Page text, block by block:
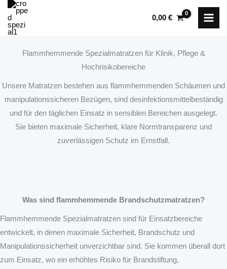
Zum
Inhalt
springen
0,00 €
Flammhemmende Spezialmatratzen für Klinik, Pflege &
Hochrisikobereiche
Unsere Matratzen bestehen aus flammhemmenden Schäumen und
manipulationssicheren Bezügen, sind desinfektionsmittelbeständig
und für den täglichen Einsatz in sensiblen Bereichen ausgelegt.
Sie bieten maximale Sicherheit, klare Normtransparenz und
zuverlässigen Schutz im Ernstfall.
Was sind flammhemmende Brandschutzmatratzen?
Flammhemmende Spezialmatratzen sind für Einsatzbereiche
entwickelt, in denen maximale Sicherheit, Brandschutz und
Manipulationssicherheit unverzichtbar sind. Sie kommen überall dort
zum Einsatz, wo ein erhöhtes Risiko für Brandstiftung,